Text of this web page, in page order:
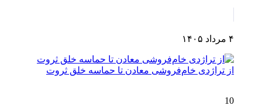
۴ مرداد ۱۴۰۵
از تراژدی خام‌فروشی معادن تا حماسه خلق ثروت
10